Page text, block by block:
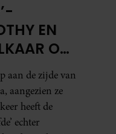
EN
OP
aan de zijde van
aangezien ze
heeft de
echter